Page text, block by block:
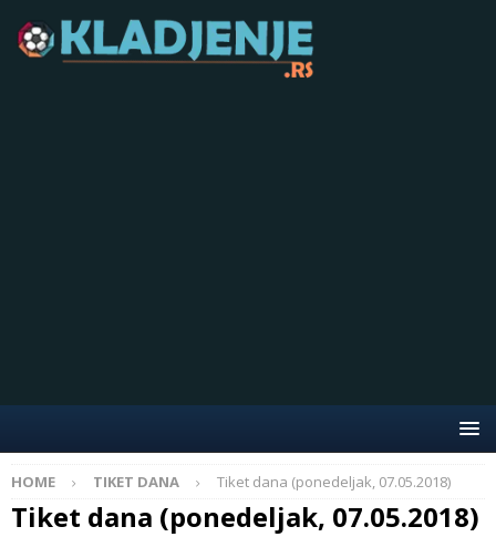
HOME TIKET DANA Tiket dana (ponedeljak, 07.05.2018)
Tiket dana (ponedeljak, 07.05.2018)